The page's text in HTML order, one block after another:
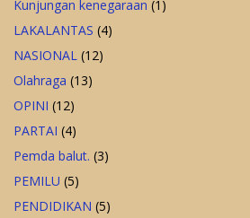
Kunjungan kenegaraan (1)
LAKALANTAS (4)
NASIONAL (12)
Olahraga (13)
OPINI (12)
PARTAI (4)
Pemda balut. (3)
PEMILU (5)
PENDIDIKAN (5)